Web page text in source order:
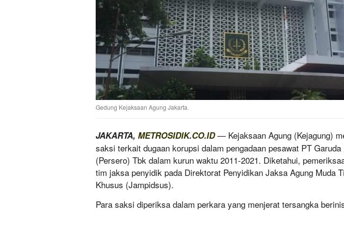
Gedung Kejaksaan Agung Jakarta.
JAKARTA, METROSIDIK.CO.ID— Kejaksaan Agung (Kejagung)
saksi terkait dugaan korupsi dalam pengadaan pesawat PT Garuda
(Persero) Tbk dalam kurun waktu 2011-2021. Diketahui,
tim jaksa penyidik pada Direktorat Penyidikan Jaksa Agung Muda
Khusus (Jampidsus).
Para saksi diperiksa dalam perkara yang menjerat tersangka